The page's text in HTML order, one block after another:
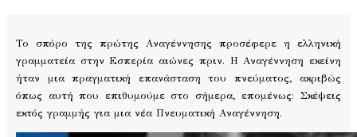
Το σπόρο της πρώτης Αναγέννησης προσέφερε η ελληνική
γραμματεία στην Εσπερία αιώνες πριν. Η Αναγέννηση εκείνη
ήταν μια πραγματική επανάσταση του πνεύματος, ακριβώς
όπως αυτή που επιθυμούμε στο σήμερα, επομένως: Σκέψεις
εκτός γραμμής για μια νέα Πνευματική Αναγέννηση.